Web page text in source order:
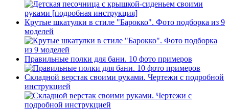
Крутые шкатулки в стиле "Барокко". Фото подборка из 9
моделей
Правильные полки для бани. 10 фото примеров
Складной верстак своими руками. Чертежи с подробной
инструкцией